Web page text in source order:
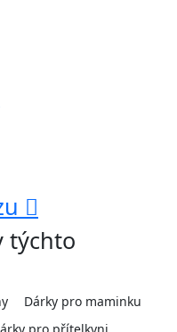
týchto
Dárky pro maminku